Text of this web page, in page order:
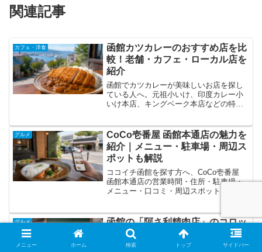
関連記事
カフェ・洋食
函館カツカレーのおすすめ店を比
較！老舗・カフェ・ローカル店を
紹介
函館でカツカレーが美味しいお店を探し
ている人へ。元祖小いけ、印度カレー小
いけ本店、キングベーク本店などの特
グルメ
CoCo壱番屋 函館本通店の魅力を
紹介｜メニュー・駐車場・周辺ス
ポットも解説
ココイチ函館を探す方へ、CoCo壱番屋
函館本通店の営業時間・住所・駐車場・
メニュー・口コミ・周辺スポットを詳し
グルメ
函館の「阿さ利精肉店」のコロッ
ケはなぜ人気？味・買い方・駐車
場まで解説
メニュー ホーム 検索 トップ サイドバー